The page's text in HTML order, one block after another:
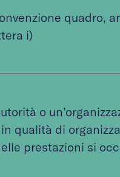
quadro,
i)
o
qualità di
prestazioni si